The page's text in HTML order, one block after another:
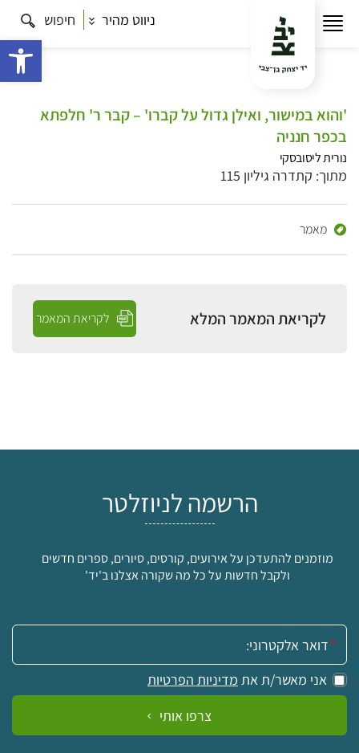
ניווט מהיר חיפוש
'והוא במישור, ואילן גדול על קברו' – קבר ר' חלפתא
בכפר חנניה
נורית ליסובסקי
מתוך: קתדרה גיליון 115
מאמר
לקריאת המאמר המלא לקריאת המאמר
הרשמה לניוזלטר
מוזמנים להתעדכן על אירועים, קורסים, סיורים, ספרים חדשים
ולקבל חדשות על כל מה שקורה אצלנו ב'יד'
אימייל:
אני מאשר/ת את מדיניות הפרטיות
צרפו אותי